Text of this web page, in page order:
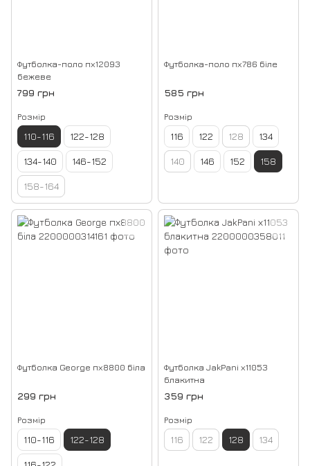
Футболка-поло пх12093
бежеве
799 грн
Розмір
110-116 122-128
134-140 146-152
158-164
Футболка-поло пх786 біле
585 грн
Розмір
116 122 128 134
140 146 152 158
Футболка George пх8800 біла
299 грн
Розмір
110-116 122-128
Футболка JakPani х11053
блакитна
359 грн
Розмір
116 122 128 134